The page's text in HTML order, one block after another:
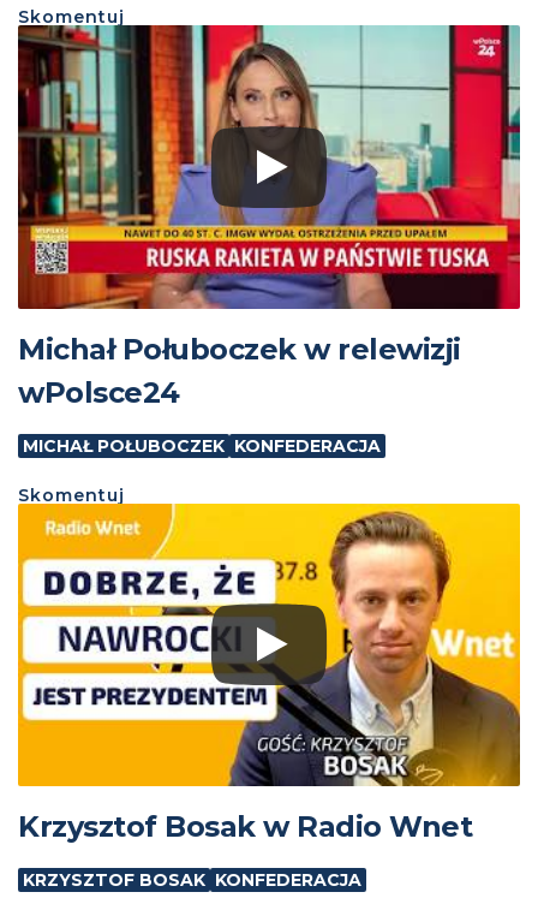
Skomentuj
Michał Połuboczek w relewizji
wPolsce24
MICHAŁ POŁUBOCZEK KONFEDERACJA
Skomentuj
Krzysztof Bosak w Radio Wnet
KRZYSZTOF BOSAK KONFEDERACJA